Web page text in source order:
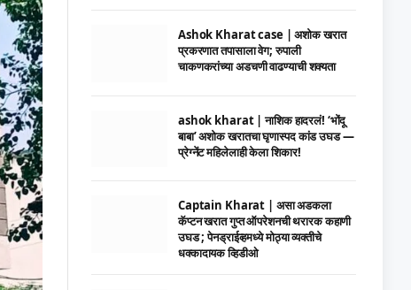
Ashok Kharat case | अशोक खरात
प्रकरणात तपासाला वेग; रुपाली
चाकणकरांच्या अडचणी वाढण्याची शक्यता
ashok kharat | नाशिक हादरलं! ‘भोंदू
बाबा’ अशोक खरातचा घृणास्पद कांड उघड —
प्रेग्नेंट महिलेलाही केला शिकार!
Captain Kharat | असा अडकला
कॅप्टन खरात गुप्त ऑपरेशनची थरारक कहाणी
उघड ; पेनड्राईव्हमध्ये मोठ्या व्यक्तीचे
धक्कादायक व्हिडीओ